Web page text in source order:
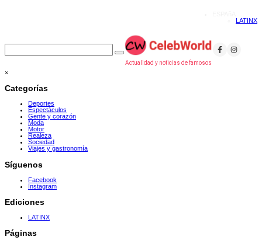
LATINX
Actualidad y noticias de famosos
×
Categorías
Deportes
Espectáculos
Gente y corazón
Moda
Motor
Realeza
Sociedad
Viajes y gastronomía
Síguenos
Facebook
Instagram
Ediciones
LATINX
Páginas